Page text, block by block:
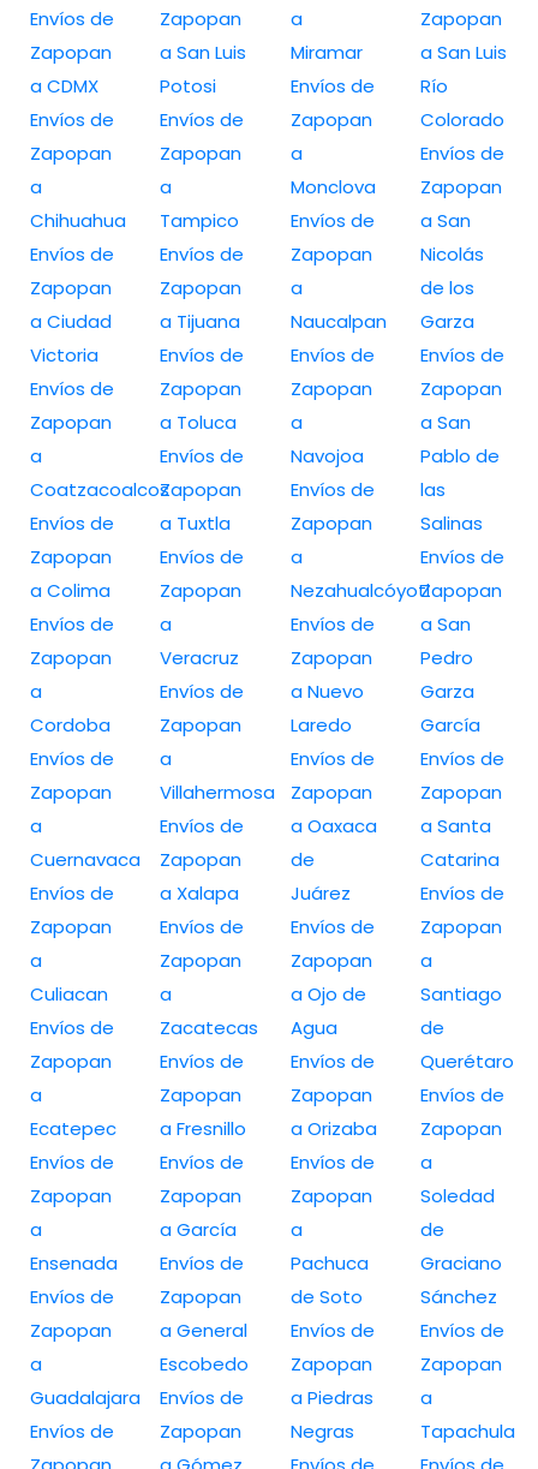
Envíos de
Zapopan
a CDMX
Envíos de
Zapopan
a
Chihuahua
Envíos de
Zapopan
a Ciudad
Victoria
Envíos de
Zapopan
a
Coatzacoalcos
Envíos de
Zapopan
a Colima
Envíos de
Zapopan
a
Cordoba
Envíos de
Zapopan
a
Cuernavaca
Envíos de
Zapopan
a
Culiacan
Envíos de
Zapopan
a
Ecatepec
Envíos de
Zapopan
a
Ensenada
Envíos de
Zapopan
a
Guadalajara
Envíos de
Zapopan
a San Luis
Potosi
Envíos de
Zapopan
a
Tampico
Envíos de
Zapopan
a Tijuana
Envíos de
Zapopan
a Toluca
Envíos de
Zapopan
a Tuxtla
Envíos de
Zapopan
a
Veracruz
Envíos de
Zapopan
a
Villahermosa
Envíos de
Zapopan
a Xalapa
Envíos de
Zapopan
a
Zacatecas
Envíos de
Zapopan
a Fresnillo
Envíos de
Zapopan
a García
Envíos de
Zapopan
a General
Escobedo
Envíos de
Zapopan
a
Miramar
Envíos de
Zapopan
a
Monclova
Envíos de
Zapopan
a
Naucalpan
Envíos de
Zapopan
a
Navojoa
Envíos de
Zapopan
a
Nezahualcóyotl
Envíos de
Zapopan
a Nuevo
Laredo
Envíos de
Zapopan
a Oaxaca
de
Juárez
Envíos de
Zapopan
a Ojo de
Agua
Envíos de
Zapopan
a Orizaba
Envíos de
Zapopan
a
Pachuca
de Soto
Envíos de
Zapopan
a Piedras
Negras
Zapopan
a San Luis
Río
Colorado
Envíos de
Zapopan
a San
Nicolás
de los
Garza
Envíos de
Zapopan
a San
Pablo de
las
Salinas
Envíos de
Zapopan
a San
Pedro
Garza
García
Envíos de
Zapopan
a Santa
Catarina
Envíos de
Zapopan
a
Santiago
de
Querétaro
Envíos de
Zapopan
a
Soledad
de
Graciano
Sánchez
Envíos de
Zapopan
a
Tapachula